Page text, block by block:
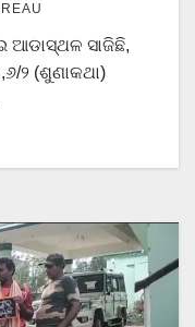
ଆଡାସ୍ଥଳ ସାଜିଛି,
୨ (ଶୁଣାକଥା)